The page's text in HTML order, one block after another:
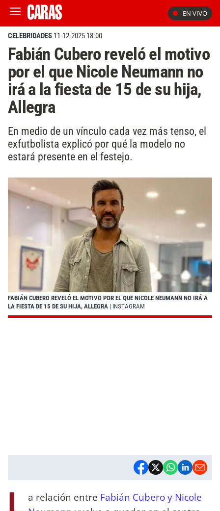
EN VIVO
CELEBRIDADES 11-12-2025 18:00
Fabián Cubero reveló el motivo
por el que Nicole Neumann no
irá a la fiesta de 15 de su hija,
Allegra
En medio de un vínculo cada vez más tenso, el
exfutbolista explicó por qué la modelo no
estará presente en el festejo.
FABIÁN CUBERO REVELÓ EL MOTIVO POR EL QUE NICOLE NEUMANN NO IRÁ A
LA FIESTA DE 15 DE SU HIJA, ALLEGRA | INSTAGRAM
a relación entre Fabián Cubero y Nicole